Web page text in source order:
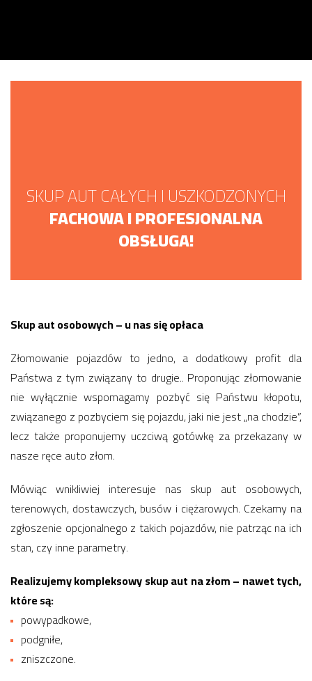
SKUP AUT CAŁYCH I USZKODZONYCH
FACHOWA I PROFESJONALNA
OBSŁUGA!
Skup aut osobowych – u nas się opłaca
Złomowanie pojazdów to jedno, a dodatkowy profit dla
Państwa z tym związany to drugie.. Proponując złomowanie
nie wyłącznie wspomagamy pozbyć się Państwu kłopotu,
związanego z pozbyciem się pojazdu, jaki nie jest „na chodzie”,
lecz także proponujemy uczciwą gotówkę za przekazany w
nasze ręce auto złom.
Mówiąc wnikliwiej interesuje nas skup aut osobowych,
terenowych, dostawczych, busów i ciężarowych. Czekamy na
zgłoszenie opcjonalnego z takich pojazdów, nie patrząc na ich
stan, czy inne parametry.
Realizujemy kompleksowy skup aut na złom – nawet tych,
które są:
powypadkowe,
podgniłe,
zniszczone.